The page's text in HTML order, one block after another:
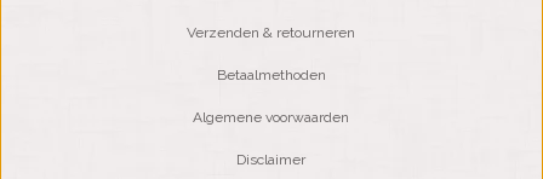
Verzenden & retourneren
Betaalmethoden
Algemene voorwaarden
Disclaimer